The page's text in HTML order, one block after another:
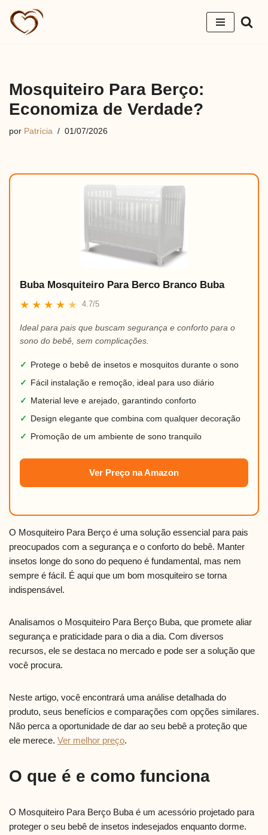
Pular
Mosquiteiro Para Berço:
Economiza de Verdade?
por Patrícia 01/07/2026
Buba Mosquiteiro Para Berco Branco Buba
★ ★ ★ ★ ★ 4.7/5
Ideal para pais que buscam segurança e conforto para o
sono do bebê, sem complicações.
✓
Protege o bebê de insetos e mosquitos durante o sono
✓
Fácil instalação e remoção, ideal para uso diário
✓
Material leve e arejado, garantindo conforto
✓
Design elegante que combina com qualquer decoração
✓
Promoção de um ambiente de sono tranquilo
Ver Preço na Amazon
O Mosquiteiro Para Berço é uma solução essencial para pais
preocupados com a segurança e o conforto do bebê. Manter
insetos longe do sono do pequeno é fundamental, mas nem
sempre é fácil. É aqui que um bom mosquiteiro se torna
indispensável.
Analisamos o Mosquiteiro Para Berço Buba, que promete aliar
segurança e praticidade para o dia a dia. Com diversos
recursos, ele se destaca no mercado e pode ser a solução que
você procura.
Neste artigo, você encontrará uma análise detalhada do
produto, seus benefícios e comparações com opções similares.
Não perca a oportunidade de dar ao seu bebê a proteção que
ele merece. Ver melhor preço.
O que é e como funciona
O Mosquiteiro Para Berço Buba é um acessório projetado para
proteger o seu bebê de insetos indesejados enquanto dorme.